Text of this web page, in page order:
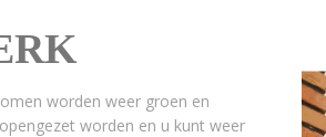
worden weer groen en
worden en u kunt weer